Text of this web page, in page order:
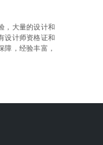
，大量的设计和
设计师资格证和
障，经验丰富，